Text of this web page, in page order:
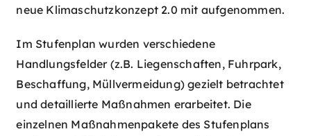
neue Klimaschutzkonzept 2.0 mit aufgenommen.
Im Stufenplan wurden verschiedene
Handlungsfelder (z.B. Liegenschaften, Fuhrpark,
Beschaffung, Müllvermeidung) gezielt betrachtet
und detaillierte Maßnahmen erarbeitet. Die
einzelnen Maßnahmenpakete des Stufenplans